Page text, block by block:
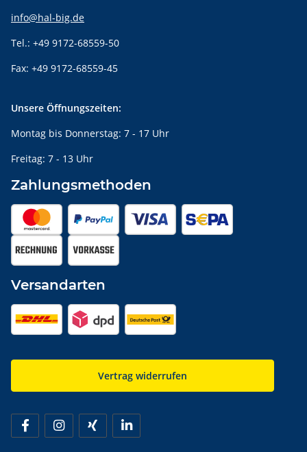
info@hal-big.de
Tel.: +49 9172-68559-50
Fax: +49 9172-68559-45
Unsere Öffnungszeiten:
Montag bis Donnerstag: 7 - 17 Uhr
Freitag: 7 - 13 Uhr
Zahlungsmethoden
Versandarten
Vertrag widerrufen